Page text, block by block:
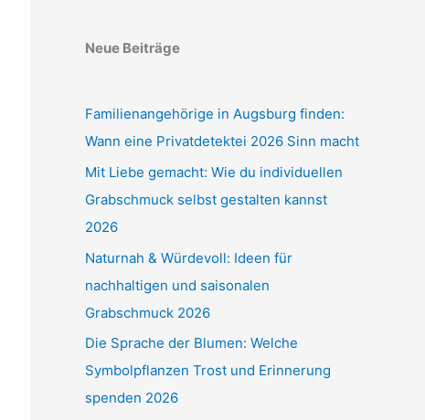
Neue Beiträge
Familienangehörige in Augsburg finden:
Wann eine Privatdetektei 2026 Sinn macht
Mit Liebe gemacht: Wie du individuellen
Grabschmuck selbst gestalten kannst
2026
Naturnah & Würdevoll: Ideen für
nachhaltigen und saisonalen
Grabschmuck 2026
Die Sprache der Blumen: Welche
Symbolpflanzen Trost und Erinnerung
spenden 2026